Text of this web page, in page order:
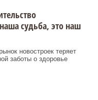
судьба, это наш
новостроек теряет
заботы о здоровье